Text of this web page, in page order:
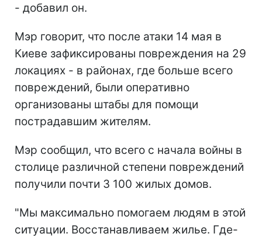
- добавил он.
Мэр говорит, что после атаки 14 мая в
Киеве зафиксированы повреждения на 29
локациях - в районах, где больше всего
повреждений, были оперативно
организованы штабы для помощи
пострадавшим жителям.
Мэр сообщил, что всего с начала войны в
столице различной степени повреждений
получили почти 3 100 жилых домов.
"Мы максимально помогаем людям в этой
ситуации. Восстанавливаем жилье. Где-